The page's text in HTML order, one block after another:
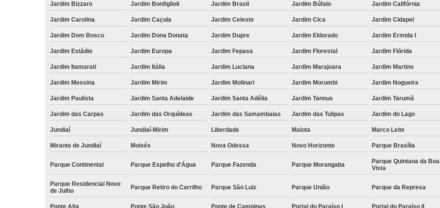
Jardim Bizzaro Jardim Bonfiglioli Jardim Brasil Jardim Búfalo Jardim Califórnia
Jardim Carolina Jardim Caçula Jardim Celeste Jardim Cica Jardim Cidapel
Jardim Dom Bosco Jardim Dona Donata Jardim Dupre Jardim Eldorado Jardim Ermida I
Jardim Estádio Jardim Europa Jardim Fepasa Jardim Florestal Jardim Flórida
Jardim Itamarati Jardim Itália Jardim Luciana Jardim Marajoara Jardim Martins
Jardim Messina Jardim Mirim Jardim Molinari Jardim Morumbi Jardim Nogueira
Jardim Paulista Jardim Santa Adelaide Jardim Santa Adélia Jardim Tannus Jardim Tarumã
Jardim das Carpas Jardim das Orquídeas Jardim das Samambaias Jardim das Tulipas Jardim do Lago
Jundiaí Jundiaí-Mirim Liberdade Malota Marco Leite
Mirante de Jundiaí Moisés Nova Odessa Novo Horizonte Parque Brasília
Parque Continental Parque Espelho d'Água Parque Fazenda Parque Morangaba
Parque Quintana da Boa
Vista
Parque Residencial Nove
de Julho
Parque Retiro do Carrilho Parque São Luiz Parque União Parque da Represa
Ponte Alta Ponte São João Ponte de Campinas Portal do Paraíso I Portal do Paraíso II